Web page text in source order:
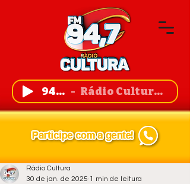
94,7 FM Rádio Cultura de Guanambi
Rádio Cultura
30 de jan. de 2025 1 min de leitura